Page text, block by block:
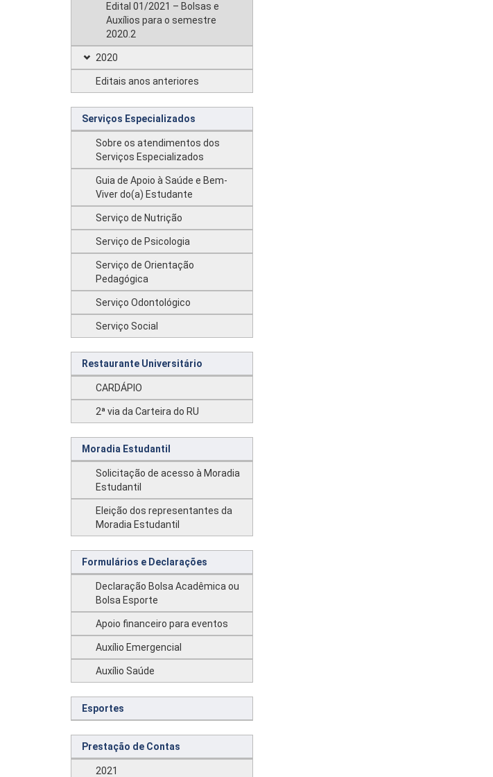
Edital 01/2021 – Bolsas e
Auxílios para o semestre
2020.2
2020
Editais anos anteriores
Serviços Especializados
Sobre os atendimentos dos
Serviços Especializados
Guia de Apoio à Saúde e Bem-
Viver do(a) Estudante
Serviço de Nutrição
Serviço de Psicologia
Serviço de Orientação
Pedagógica
Serviço Odontológico
Serviço Social
Restaurante Universitário
CARDÁPIO
2ª via da Carteira do RU
Moradia Estudantil
Solicitação de acesso à Moradia
Estudantil
Eleição dos representantes da
Moradia Estudantil
Formulários e Declarações
Declaração Bolsa Acadêmica ou
Bolsa Esporte
Apoio financeiro para eventos
Auxílio Emergencial
Auxílio Saúde
Esportes
Prestação de Contas
2021